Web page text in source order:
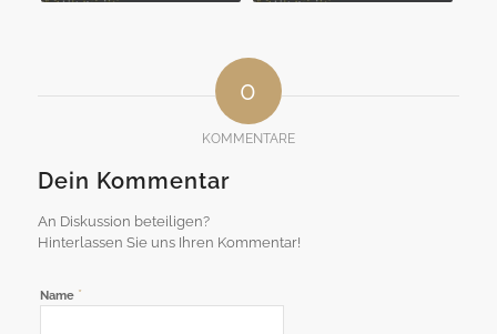
0
KOMMENTARE
Dein Kommentar
An Diskussion beteiligen?
Hinterlassen Sie uns Ihren Kommentar!
Name *